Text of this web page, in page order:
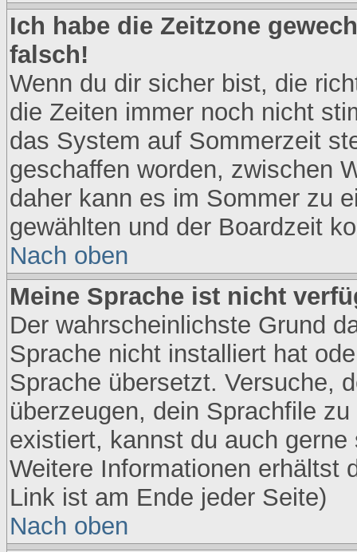
Ich habe die Zeitzone
falsch!
Wenn du dir sicher bist, die
die Zeiten immer noch nicht
das System auf Sommerzeit
geschaffen worden, zwischen
daher kann es im Sommer zu
gewählten und der Boardzeit
Nach oben
Meine Sprache ist nicht
Der wahrscheinlichste Grund
Sprache nicht installiert hat
Sprache übersetzt. Versuche,
überzeugen, dein Sprachfile
existiert, kannst du auch
Weitere Informationen erhältst
Link ist am Ende jeder Seite)
Nach oben